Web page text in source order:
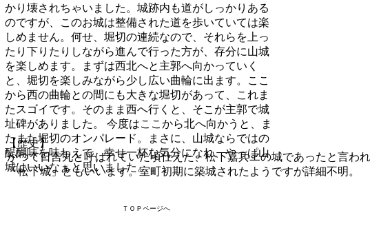
【歴史】
ＴＯＰページへ
かり壊されちゃいました。城跡内も道がしっかりある
のですが、このお城は整備された道を歩いていては楽
しめません。何せ、堀切の連続なので、それらを上っ
たり下りたりしながら進んで行った方が、存分に山城
を楽しめます。まずは西北へと主郭へ向かっていく
と、堀切を楽しみながら少し広い曲輪に出ます。ここ
から西の曲輪との間にも大きな堀切があって、これま
たスゴイです。そのまま西へ行くと、そこが主郭で城
址碑がありました。 今度はここから北へ向かうと、ま
たまた堀切のオンパレード。まさに、山城ならではの
醍醐味を味わえて、幸せ一杯な気分になれ、やっぱ山
城はいいなぁと思いました。
かつて日吉丸と呼ばれていた頃仕えた、松下嘉兵ヱの城であったと言わ
「松下城」ともいいます。室町初期に築城されたようですが詳細不明。